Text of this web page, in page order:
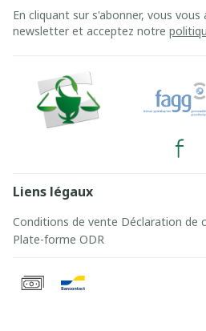
En cliquant sur s'abonner, vous
newsletter et acceptez notre
Liens légaux
Conditions de vente Déclaration de
Plate-forme ODR